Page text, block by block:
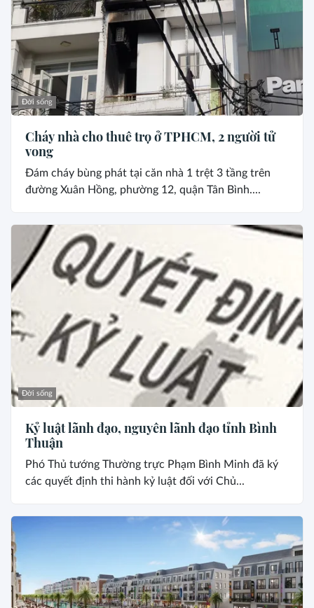
Đời sống
Cháy nhà cho thuê trọ ở TPHCM, 2 người tử
vong
Đám cháy bùng phát tại căn nhà 1 trệt 3 tầng trên
đường Xuân Hồng, phường 12, quận Tân Bình....
Đời sống
Kỷ luật lãnh đạo, nguyên lãnh đạo tỉnh Bình
Thuận
Phó Thủ tướng Thường trực Phạm Bình Minh đã ký
các quyết định thi hành kỷ luật đối với Chủ...